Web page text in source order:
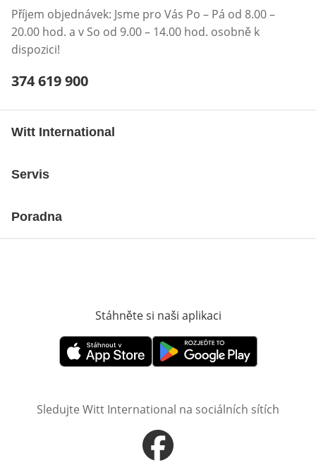
Příjem objednávek: Jsme pro Vás Po – Pá od 8.00 –
20.00 hod. a v So od 9.00 – 14.00 hod. osobně k
dispozici!
Telefonní číslo:
374 619 900
Witt International
Servis
Poradna
Stáhněte si naši aplikaci
Otevře v novém okněOtevře v novém okně
Sledujte Witt International na sociálních sítích
Otevře v novém okně